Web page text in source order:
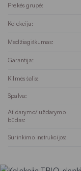
Prekės grupė:
Kolekcija:
Medžiagiškumas:
Garantija:
Kilmės šalis:
Spalva:
Atidarymo/ uždarymo
būdas:
Surinkimo instrukcijos: